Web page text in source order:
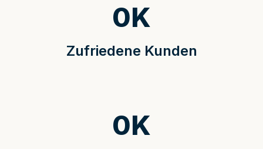
Zufriedene Kunden
0K
0K